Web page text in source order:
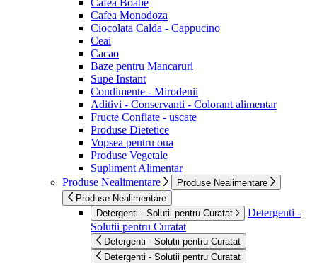
Cafea Monodoza
Ciocolata Calda - Cappucino
Ceai
Cacao
Baze pentru Mancaruri
Supe Instant
Condimente - Mirodenii
Aditivi - Conservanti - Colorant alimentar
Fructe Confiate - uscate
Produse Dietetice
Vopsea pentru oua
Produse Vegetale
Supliment Alimentar
Produse Nealimentare
Produse Nealimentare
Produse Nealimentare
Detergenti - Solutii pentru Curatat
Detergenti -
Solutii pentru Curatat
Detergenti - Solutii pentru Curatat
Detergenti - Solutii pentru Curatat